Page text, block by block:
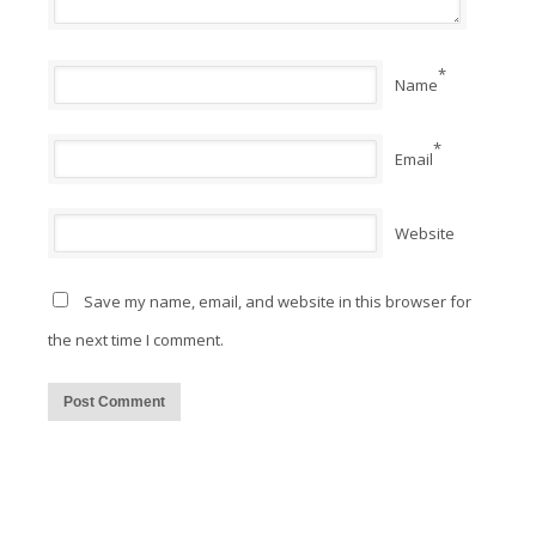
Name*
Email*
Website
Save my name, email, and website in this browser for
the next time I comment.